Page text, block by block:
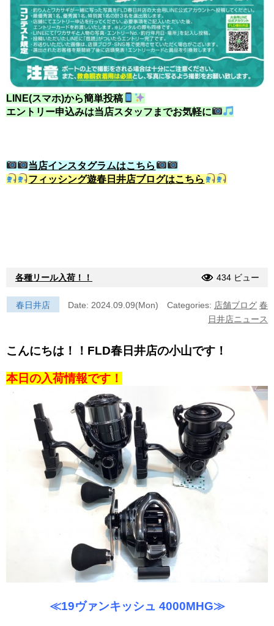
LINE(スマホ)から簡単投稿
エントリー申込みは当店スタッフまでお気軽に
当店インスタグラムはこちら
フィッシング遊春日井店ブログはこちら
各種リール入荷！！ 434 ビュー
春日井店 Date: 2024.09.09(Mon) Categories: 店舗ブログ 春
日井店ニュース
こんにちは！！FLD春日井店の小山です！
本日の入荷情報です！
≪19ヴァンキッシュ 4000MHG≫